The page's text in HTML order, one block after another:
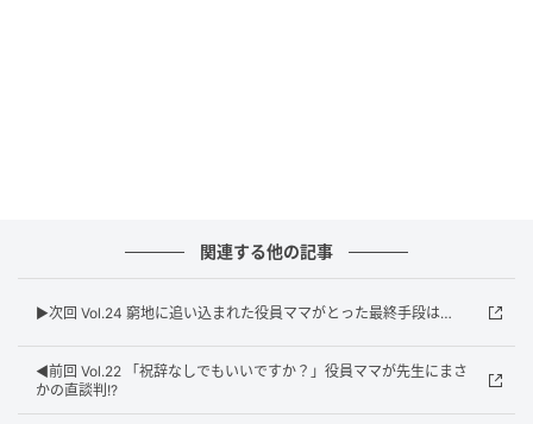
関連する他の記事
▶︎次回 Vol.24 窮地に追い込まれた役員ママがとった最終手段は…
◀︎前回 Vol.22 「祝辞なしでもいいですか？」役員ママが先生にまさ
かの直談判!?